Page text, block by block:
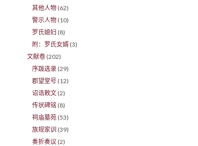
其他人物 (62)
警示人物 (10)
罗氏媳妇 (8)
附：罗氏女婿 (3)
文献卷 (202)
序跋选录 (29)
郡望堂号 (12)
诏诰敕文 (2)
传状碑铭 (8)
祠庙墓苑 (53)
族规家训 (39)
奏折奏议 (2)